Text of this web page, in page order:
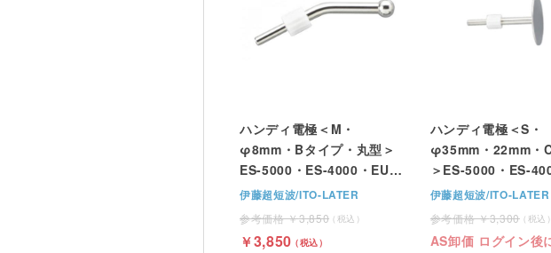
ハンディ電極＜M・
φ8mm・Bタイプ・丸型＞
ES-5000・ES-4000・EU-
910（伊藤超短波）
伊藤超短波/ITO-LATER
3,850
3,850
ハンディ電極＜S・
φ35mm・22mm・
＞ES-5000・ES-
EU-910（伊藤超短波
伊藤超短波/ITO-LATER
3,300
AS卸価 ログイン後